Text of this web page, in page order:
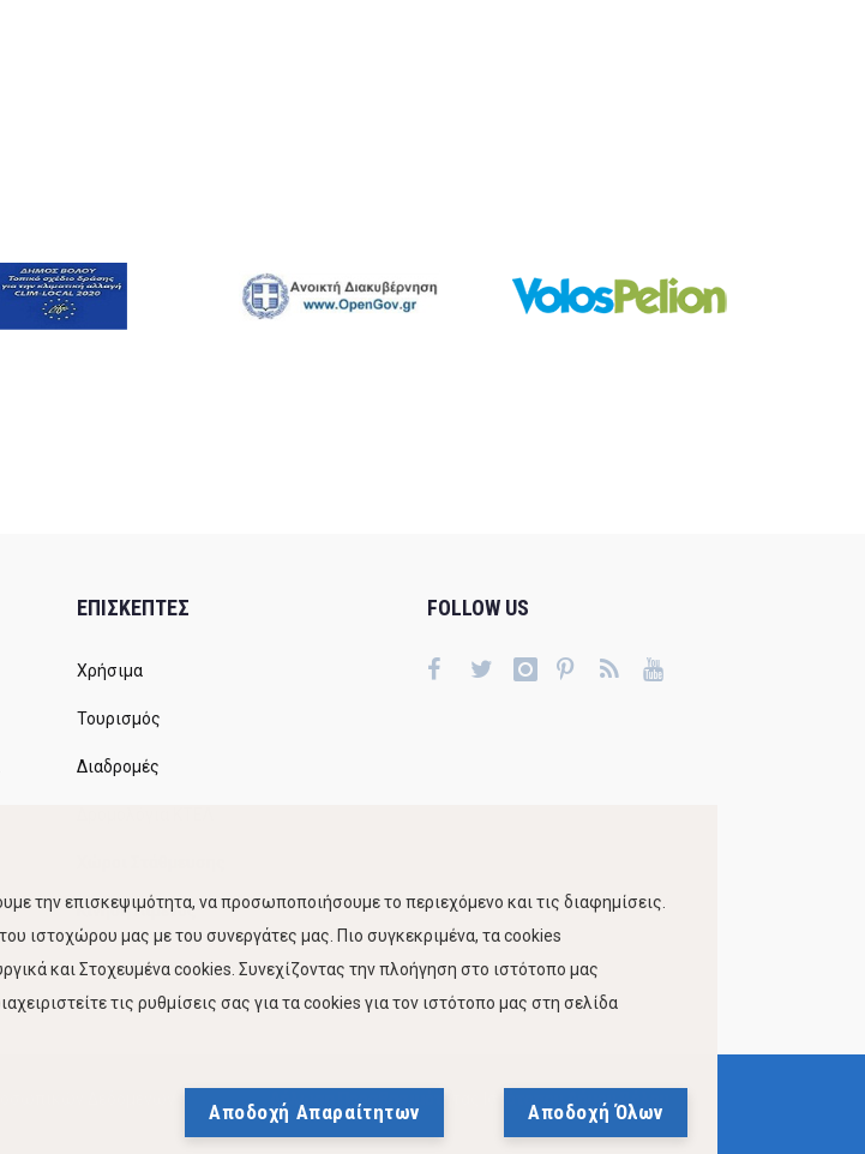
ΕΠΙΣΚΕΠΤΕΣ
Χρήσιμα
Τουρισμός
Διαδρομές
Κίνηση Λιμένος
FOLLOW US
Δήλωση Προσβασιμότητας Ιστότοπου Δήμου Βόλου
την επισκεψιμότητα, να προσωποποιήσουμε το περιεχόμενο και τις διαφημίσεις.
ιστοχώρου μας με του συνεργάτες μας. Πιο συγκεκριμένα, τα cookies
και Στοχευμένα cookies. Συνεχίζοντας την πλοήγηση στο ιστότοπο μας
τις ρυθμίσεις σας για τα cookies για τον ιστότοπο μας στη σελίδα
Αποδοχή Απαραίτητων Αποδοχή Όλων